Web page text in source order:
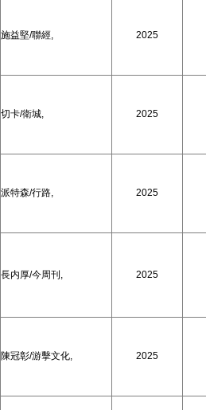
施益堅/聯經, 2025
切卡/衛城, 2025
派特森/行路, 2025
長内厚/今周刊, 2025
陳冠彰/游擊文化, 2025